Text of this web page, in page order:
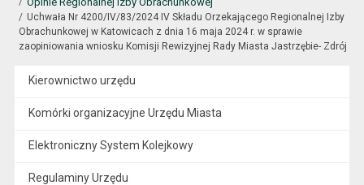
Uchwała Nr 4200/IV/83/2024 IV Składu Orzekającego Regionalnej Izby
Obrachunkowej w Katowicach z dnia 16 maja 2024 r. w sprawie
zaopiniowania wniosku Komisji Rewizyjnej Rady Miasta Jastrzębie- Zdrój
Kierownictwo urzędu
Komórki organizacyjne Urzędu Miasta
Elektroniczny System Kolejkowy
Regulaminy Urzędu